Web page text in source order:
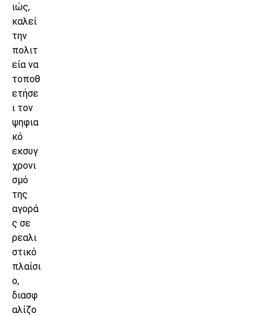
ιώς,
καλεί
την
πολιτ
εία να
τοποθ
ετήσε
ι τον
ψηφια
κό
εκσυγ
χρονι
σμό
της
αγορά
ς σε
ρεαλι
στικό
πλαίσι
ο,
διασφ
αλίζο